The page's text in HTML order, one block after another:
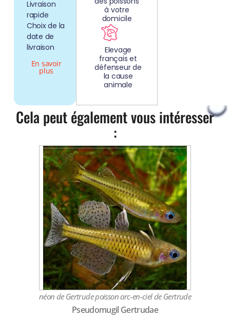
Livraison
rapide
Choix de la
date de
livraison
En savoir
plus
à votre
domicile
Elevage
français et
défenseur de
la cause
animale
Cela peut également vous intéresser
:
néon de Gertrude poisson arc-en-ciel de Gertrude
Pseudomugil Gertrudae